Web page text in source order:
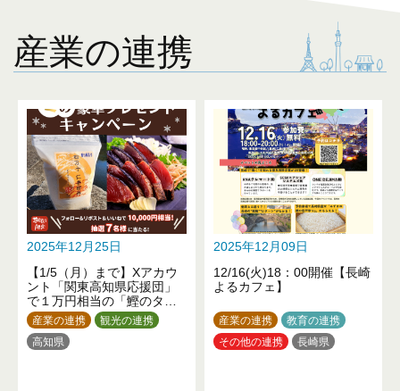
産業の連携
2025年12月25日
【1/5（月）まで】Xアカウ
ント「関東高知県応援団」
で１万円相当の「鰹のタタ
キ・仁井田米セット」が当
たるプレゼントキャンペー
ン開催中！
産業の連携
観光の連携
高知県
2025年12月09日
12/16(火)18：00開催【長崎
よるカフェ】
産業の連携
教育の連携
その他の連携
長崎県